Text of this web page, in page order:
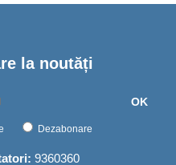
la noutăți
OK
Dezabonare
9360360